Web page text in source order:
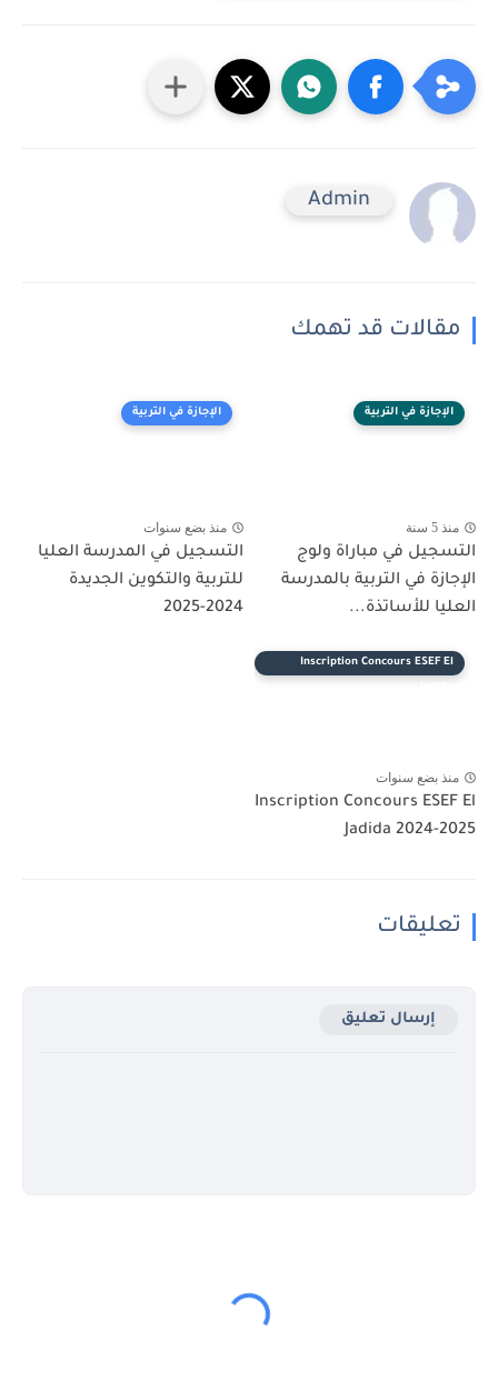
Admin
مقالات قد تهمك
الإجازة في التربية
منذ 5 سنة
التسجيل في مباراة ولوج
الإجازة في التربية بالمدرسة
العليا للأساتذة...
الإجازة في التربية
منذ بضع سنوات
التسجيل في المدرسة العليا
للتربية والتكوين الجديدة
2024-2025
Inscription Concours ESEF El
منذ بضع سنوات
Inscription Concours ESEF El
Jadida 2024-2025
تعليقات
إرسال تعليق